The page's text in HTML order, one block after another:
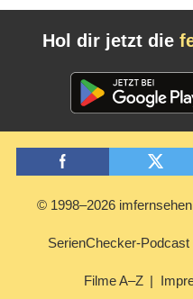
Hol dir jetzt die
© 1998–2026
SerienChecker-Podcast
Filme A–Z